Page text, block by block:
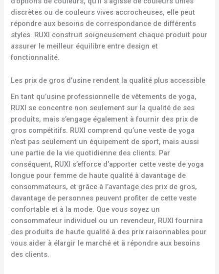
discrètes ou de couleurs vives accrocheuses, elle peut
répondre aux besoins de correspondance de différents
styles. RUXI construit soigneusement chaque produit pour
assurer le meilleur équilibre entre design et
fonctionnalité.
Les prix de gros d’usine rendent la qualité plus accessible
En tant qu’usine professionnelle de vêtements de yoga,
RUXI se concentre non seulement sur la qualité de ses
produits, mais s’engage également à fournir des prix de
gros compétitifs. RUXI comprend qu’une veste de yoga
n’est pas seulement un équipement de sport, mais aussi
une partie de la vie quotidienne des clients. Par
conséquent, RUXI s’efforce d’apporter cette veste de yoga
longue pour femme de haute qualité à davantage de
consommateurs, et grâce à l’avantage des prix de gros,
davantage de personnes peuvent profiter de cette veste
confortable et à la mode. Que vous soyez un
consommateur individuel ou un revendeur, RUXI fournira
des produits de haute qualité à des prix raisonnables pour
vous aider à élargir le marché et à répondre aux besoins
des clients.